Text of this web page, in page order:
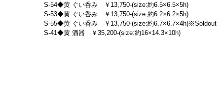
S-54◆黄 ぐい呑み　￥13,750-(size:約6.5×6.5×5h)
S-53◆黄 ぐい呑み　￥13,750-(size:約6.2×6.2×5h)
S-55◆黄 ぐい呑み　￥13,750-(size:約6.7×6.7×4h)※Soldout
S-41◆黄 酒器　￥35,200-(size:約16×14.3×10h)